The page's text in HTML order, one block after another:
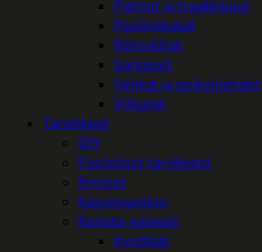
Palmut ja traakkipuut
Posliinikukat
Rönsyliljat
Saniaiset
Vehkat ja peikonlehdet
Viikunat
Tarvikkeet
DIY
Floristiset tarvikkeet
Ihmiset
Kasvinsuojelu
Koriste-esineet
Kynttilät